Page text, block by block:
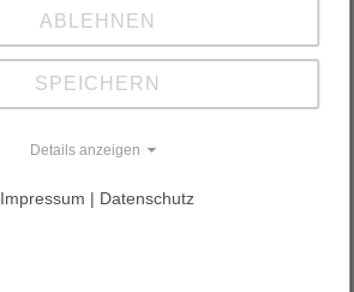
www.merk.de
ABLEHNEN
SPEICHERN
Details anzeigen
Impressum | Datenschutz